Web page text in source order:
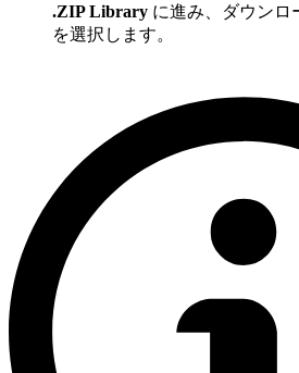
.ZIP Library に進み、ダウンロ
を選択します。